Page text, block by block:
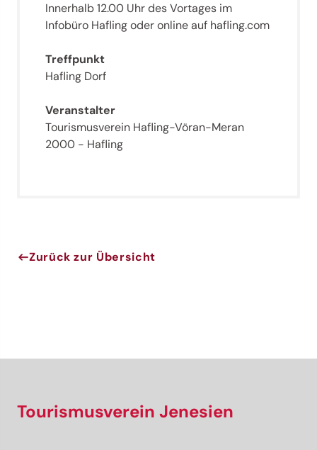
Innerhalb 12.00 Uhr des Vortages im
Infobüro Hafling oder online auf hafling.com
Treffpunkt
Hafling Dorf
Veranstalter
Tourismusverein Hafling-Vöran-Meran
2000 - Hafling
Zurück zur Übersicht
Tourismusverein Jenesien